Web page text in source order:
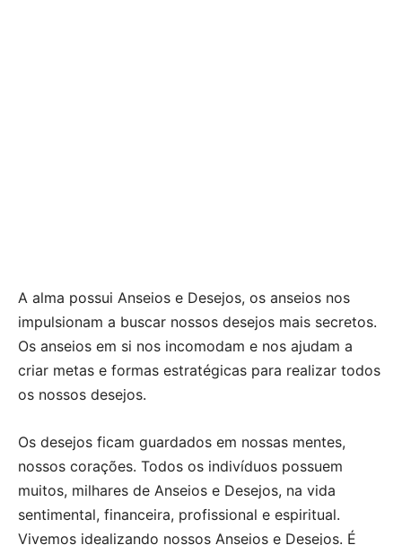
A alma possui Anseios e Desejos, os anseios nos
impulsionam a buscar nossos desejos mais secretos.
Os anseios em si nos incomodam e nos ajudam a
criar metas e formas estratégicas para realizar todos
os nossos desejos.
Os desejos ficam guardados em nossas mentes,
nossos corações. Todos os indivíduos possuem
muitos, milhares de Anseios e Desejos, na vida
sentimental, financeira, profissional e espiritual.
Vivemos idealizando nossos Anseios e Desejos. É